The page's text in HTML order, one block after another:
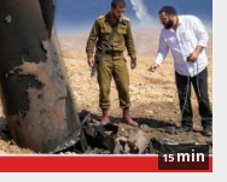
15min